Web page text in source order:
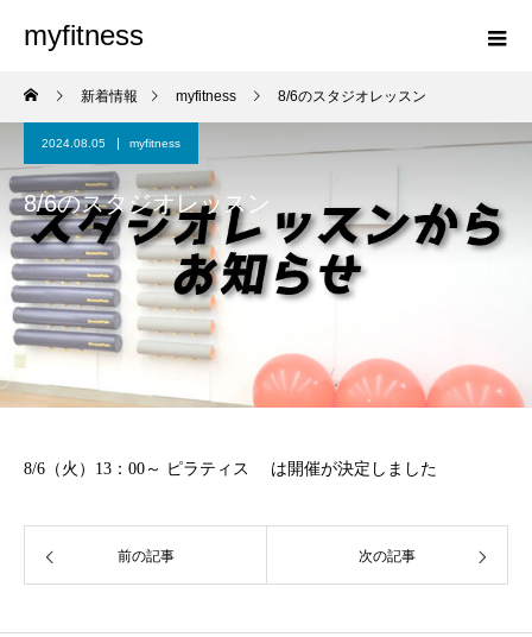
myfitness
新着情報 myfitness 8/6のスタジオレッスン
2024.08.05 myfitness
8/6のスタジオレッスン
8/6（火）13：00～ ピラティス は開催が決定しました
前の記事 次の記事